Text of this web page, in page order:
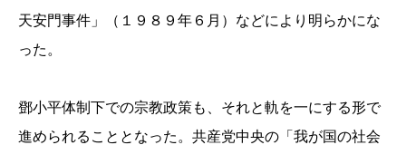
天安門事件」（１９８９年６月）などにより明らかにな
った。
鄧小平体制下での宗教政策も、それと軌を一にする形で
進められることとなった。共産党中央の「我が国の社会